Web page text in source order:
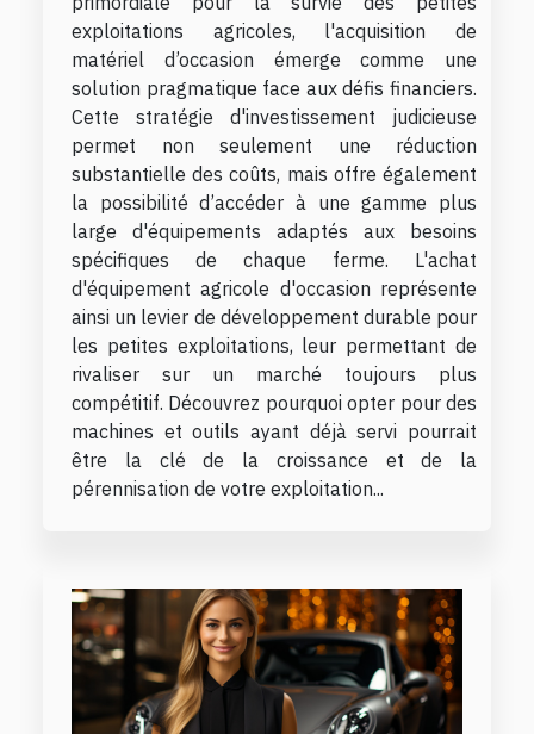
exploitations agricoles, l'acquisition de
matériel d’occasion émerge comme une
solution pragmatique face aux défis financiers.
Cette stratégie d'investissement judicieuse
permet non seulement une réduction
substantielle des coûts, mais offre également
la possibilité d’accéder à une gamme plus
large d'équipements adaptés aux besoins
spécifiques de chaque ferme. L'achat
d'équipement agricole d'occasion représente
ainsi un levier de développement durable pour
les petites exploitations, leur permettant de
rivaliser sur un marché toujours plus
compétitif. Découvrez pourquoi opter pour des
machines et outils ayant déjà servi pourrait
être la clé de la croissance et de la
pérennisation de votre exploitation...